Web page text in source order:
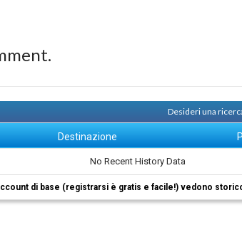
Desideri una
Destinazione
No Recent History Data
di base (registrarsi è gratis e facile!) vedono